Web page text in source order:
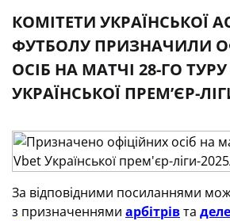
КОМІТЕТИ УКРАЇНСЬКОЇ
ФУТБОЛУ ПРИЗНАЧИЛИ
ОСІБ НА МАТЧІ 28-ГО ТУРУ
УКРАЇНСЬКОЇ ПРЕМʼЄР-
За відповідними посиланнями
з призначеннями арбітрівта